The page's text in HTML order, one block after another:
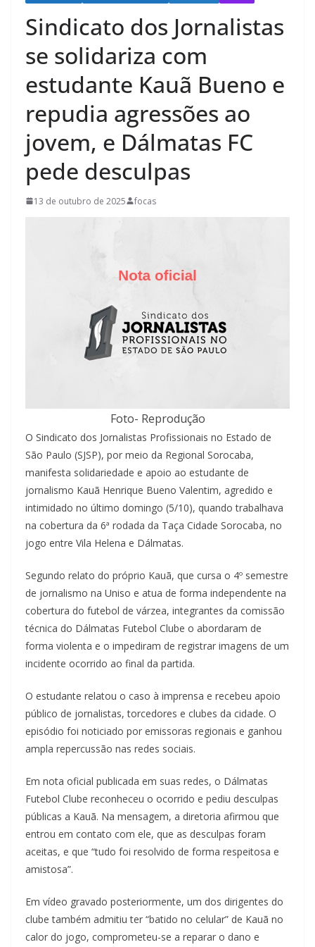
Sindicato dos Jornalistas
se solidariza com
estudante Kauã Bueno e
repudia agressões ao
jovem, e Dálmatas FC
pede desculpas
13 de outubro de 2025 focas
Foto- Reprodução
O Sindicato dos Jornalistas Profissionais no Estado de
São Paulo (SJSP), por meio da Regional Sorocaba,
manifesta solidariedade e apoio ao estudante de
jornalismo Kauã Henrique Bueno Valentim, agredido e
intimidado no último domingo (5/10), quando trabalhava
na cobertura da 6ª rodada da Taça Cidade Sorocaba, no
jogo entre Vila Helena e Dálmatas.
Segundo relato do próprio Kauã, que cursa o 4º semestre
de jornalismo na Uniso e atua de forma independente na
cobertura do futebol de várzea, integrantes da comissão
técnica do Dálmatas Futebol Clube o abordaram de
forma violenta e o impediram de registrar imagens de um
incidente ocorrido ao final da partida.
O estudante relatou o caso à imprensa e recebeu apoio
público de jornalistas, torcedores e clubes da cidade. O
episódio foi noticiado por emissoras regionais e ganhou
ampla repercussão nas redes sociais.
Em nota oficial publicada em suas redes, o Dálmatas
Futebol Clube reconheceu o ocorrido e pediu desculpas
públicas a Kauã. Na mensagem, a diretoria afirmou que
entrou em contato com ele, que as desculpas foram
aceitas, e que “tudo foi resolvido de forma respeitosa e
amistosa”.
Em vídeo gravado posteriormente, um dos dirigentes do
clube também admitiu ter “batido no celular” de Kauã no
calor do jogo, comprometeu-se a reparar o dano e